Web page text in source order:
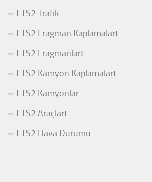
ETS2 Trafik
ETS2 Fragman Kaplamaları
ETS2 Fragmanları
ETS2 Kamyon Kaplamaları
ETS2 Kamyonlar
ETS2 Araçları
ETS2 Hava Durumu